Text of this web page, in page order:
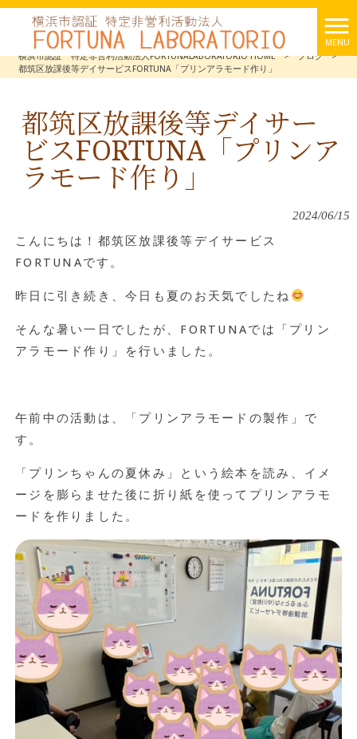
MENU
横浜市認証 特定非営利活動法人FORTUNALABORATORIO HOME
> ブログ
>
都筑区放課後等デイサービスFORTUNA「プリンアラモード作り」
都筑区放課後等デイサー
ビスFORTUNA「プリンア
ラモード作り」
2024/06/15
こんにちは！都筑区放課後等デイサービス
FORTUNAです。
昨日に引き続き、今日も夏のお天気でしたね
そんな暑い一日でしたが、FORTUNAでは「プリン
アラモード作り」を行いました。
午前中の活動は、「プリンアラモードの製作」で
す。
「プリンちゃんの夏休み」という絵本を読み、イメ
ージを膨らませた後に折り紙を使ってプリンアラモ
ードを作りました。